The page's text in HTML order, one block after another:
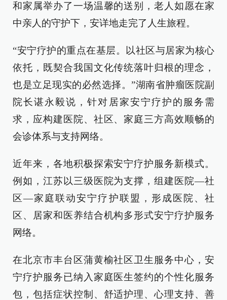
和家属举办了一场温馨的送别，老人如愿在家
中亲人的守护下，安详地走完了人生旅程。
“安宁疗护的重点在基层。以社区与居家为核心
依托，既契合我国文化传统落叶归根的理念，
也是立足现实的必然选择。”湖南省肿瘤医院副
院长谌永毅说，针对居家安宁疗护的服务需
求，应构建医院、社区、家庭三方高效顺畅的
会诊体系与支持网络。
近年来，各地积极探索安宁疗护服务新模式。
例如，江苏以三级医院为支撑，组建医院—社
区—家庭联动安宁疗护联盟，形成医院、社
区、居家和医养结合机构多形式安宁疗护服务
网络。
在北京市丰台区蒲黄榆社区卫生服务中心，安
宁疗护服务已纳入家庭医生签约的个性化服务
包，包括症状控制、舒适护理、心理支持、善